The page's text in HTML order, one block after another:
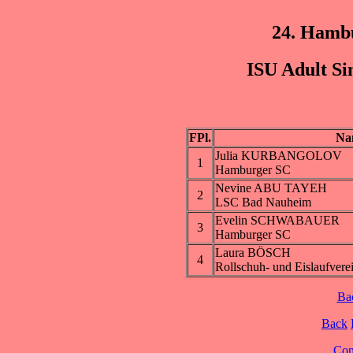
24.
ISU Adult
FPl.
1
Julia KURBANGOLOV
Hamburger SC
2
Nevine ABU TAYEH
LSC Bad Nauheim
3
Evelin SCHWABAUER
Hamburger SC
4
Laura BÖSCH
Rollschuh- und
Back